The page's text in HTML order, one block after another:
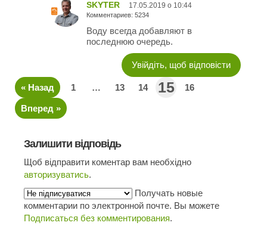
SKYTER 17.05.2019 о 10:44
Комментариев: 5234
Воду всегда добавляют в
последнюю очередь.
Увійдіть, щоб відповісти
« Назад 1 … 13 14 15 16
Вперед »
Залишити відповідь
Щоб відправити коментар вам необхідно
авторизуватись.
Получать новые
комментарии по электронной почте. Вы можете
Подписаться без комментирования.